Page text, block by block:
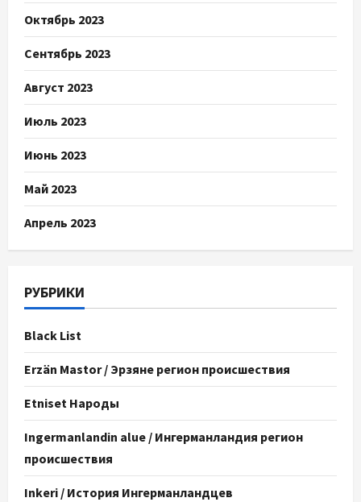
Октябрь 2023
Сентябрь 2023
Август 2023
Июль 2023
Июнь 2023
Май 2023
Апрель 2023
РУБРИКИ
Black List
Erzän Mastor / Эрзяне регион происшествия
Etniset Народы
Ingermanlandin alue / Ингерманландия регион
происшествия
Inkeri / История Ингерманландцев